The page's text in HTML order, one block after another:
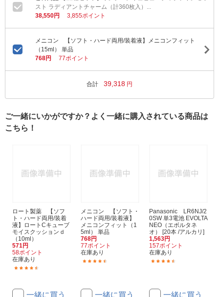
スト ラディアントチャーム（計360枚入）...
38,550円
3,855ポイント
メニコン 【ソフト・ハード両用/装着液】メニコンフィット
（15ml） 単品
768円
77ポイント
合計 39,318 円
ご一緒にいかがですか？よく一緒に購入されている商品は
こちら！
ロート製薬 【ソフ
ト・ハード両用/装着
液】ロートCキューブ
モイスクッションｄ
（10ml）
571円
58ポイント
在庫あり
一緒に買う
メニコン 【ソフト・
ハード両用/装着液】
メニコンフィット（1
5ml） 単品
768円
77ポイント
在庫あり
一緒に買う
Panasonic LR6NJ/2
0SW 単3電池 EVOLTA
NEO（エボルタネ
オ） [20本 /アルカリ]
1,563円
157ポイント
在庫あり
一緒に買う